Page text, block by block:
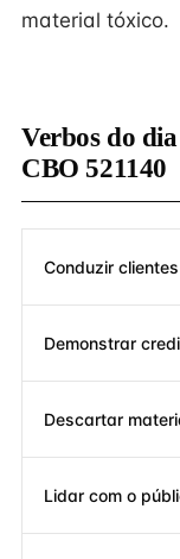
material tóxico.
Verbos do
CBO 521140
Conduzir
Demonstrar
Descartar
Lidar com o